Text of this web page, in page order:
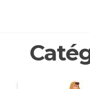
content